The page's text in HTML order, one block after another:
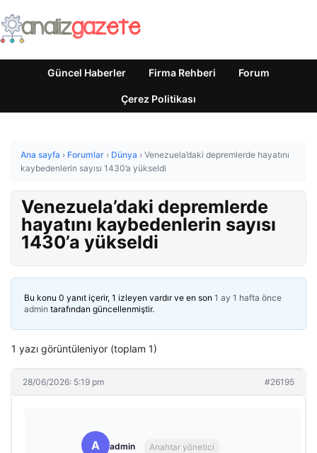
Güncel Haberler Firma Rehberi Forum
Çerez Politikası
Ana sayfa › Forumlar › Dünya › Venezuela’daki depremlerde hayatını
kaybedenlerin sayısı 1430’a yükseldi
Venezuela’daki depremlerde
hayatını kaybedenlerin sayısı
1430’a yükseldi
Bu konu 0 yanıt içerir, 1 izleyen vardır ve en son 1 ay 1 hafta önce
admin tarafından güncellenmiştir.
1 yazı görüntüleniyor (toplam 1)
28/06/2026: 5:19 pm #26195
A admin Anahtar yönetici